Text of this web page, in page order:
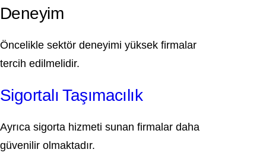
Deneyim
Öncelikle sektör deneyimi yüksek firmalar
tercih edilmelidir.
Sigortalı Taşımacılık
Ayrıca sigorta hizmeti sunan firmalar daha
güvenilir olmaktadır.